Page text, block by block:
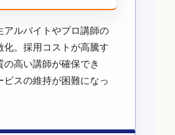
アルバイトやプロ講師の
化。採用コストが高騰す
の高い講師が確保でき
ビスの維持が困難になっ